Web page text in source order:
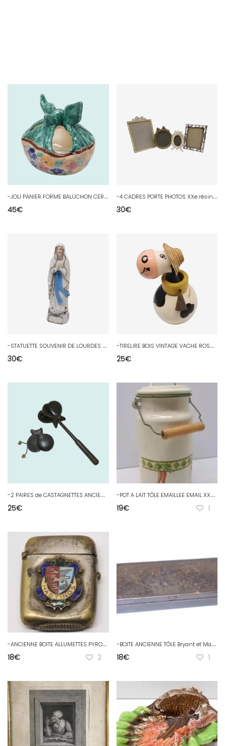
-
JOLI PANIER FORME BALUCHON CERAMIQUE VINTAGE signé JEROME MASSIER VIDE POCHE
45€
-
4 CADRES PORTE PHOTOS XXe résine régule ou zamac peint déco collection D
30€
-
STATUETTE SOUVENIR DE LOURDES SAINTE VIERGE made ALLEMAGNE COLLECTION JESUS D
30€
-
TIRELIRE BOIS VINTAGE VACHE ROSY VILAC 39260 MOIRANS COLLECTION VITRINE D
25€
-
2 PAIRES de CASTAGNETTES ANCIENNES bois Noirci XXe Instrument de musique déco
25€
-
POT A LAIT TÔLE EMAILLEE EMAIL XXe poignée Bois déco CUISINE COLLECTION D
19€ 1
-
ANCIENNE BOITE ALLUMETTES PYROGENE LAITON argenté BLASON émail HASTINGS D
18€ 2
-
BOITE ANCIENNE TÔLE Bryant et Mays Londres Royal Wax Vestas Matches Grattoir D
18€ 1